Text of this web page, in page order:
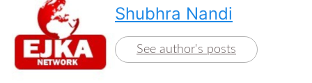
Shubhra Nandi
See author's posts